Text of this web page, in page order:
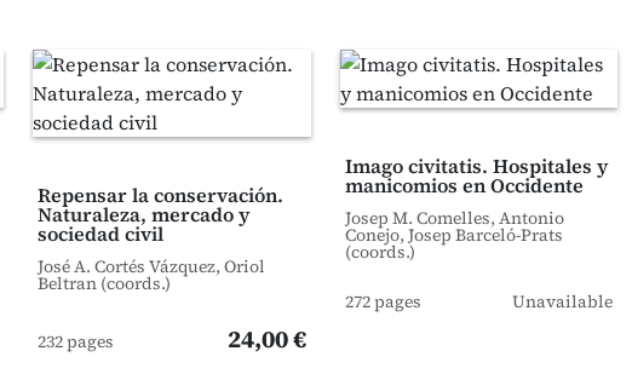
Repensar la conservación.
Naturaleza, mercado y
sociedad civil
José A. Cortés Vázquez, Oriol
Beltran (coords.)
232 pages 24,00 €
Imago civitatis. Hospitales y
manicomios en Occidente
Josep M. Comelles, Antonio
Conejo, Josep Barceló-Prats
(coords.)
272 pages Unavailable